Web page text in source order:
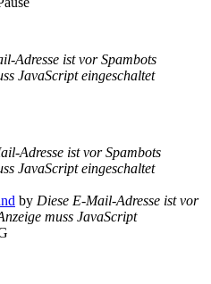
Adresse ist vor Spambots
JavaScript eingeschaltet
Adresse ist vor Spambots
JavaScript eingeschaltet
by Diese E-Mail-Adresse ist vor
muss JavaScript